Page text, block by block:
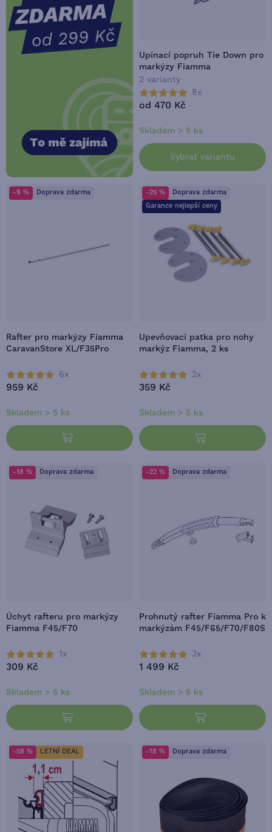
Upínací popruh Tie Down pro
markýzy Fiamma
2 varianty
8x
od 470 Kč
Skladem > 5 ks
Vybrat variantu
-9 % Doprava zdarma
Rafter pro markýzy Fiamma
CaravanStore XL/F35Pro
6x
959 Kč
Skladem > 5 ks
-25 %
Doprava zdarma
Garance nejlepší ceny
Upevňovací patka pro nohy
markýz Fiamma, 2 ks
2x
359 Kč
Skladem > 5 ks
-18 % Doprava zdarma
Úchyt rafteru pro markýzy
Fiamma F45/F70
1x
309 Kč
Skladem > 5 ks
-22 % Doprava zdarma
Prohnutý rafter Fiamma Pro k
markýzám F45/F65/F70/F80S
3x
1 499 Kč
Skladem > 5 ks
-58 % LETNÍ DEAL -18 % Doprava zdarma